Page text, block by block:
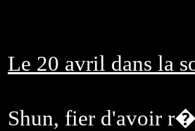
Le 20 avril dans la
Shun, fier d'avoir